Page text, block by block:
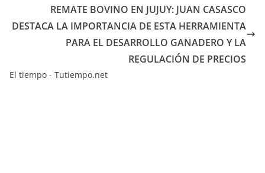
REMATE BOVINO EN JUJUY: JUAN CASASCO
DESTACA LA IMPORTANCIA DE ESTA HERRAMIENTA
PARA EL DESARROLLO GANADERO Y LA
REGULACIÓN DE PRECIOS
El tiempo - Tutiempo.net